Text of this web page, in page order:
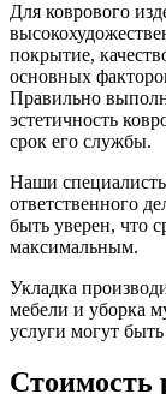
Для коврового
покрытие,
основных
Правильно
эстетичность
срок его службы.
Наши
ответственного
быть уверен, что
максимальным.
Укладка
мебели и уборка
услуги могут
Стоимость